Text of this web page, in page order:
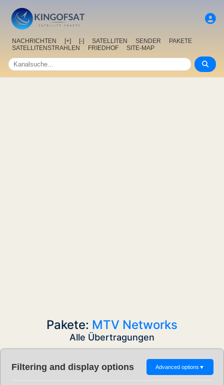
NACHRICHTEN [+] [-] SATELLITEN SENDER
PAKETE
SATELLITENSTRAHLEN
FRIEDHOF SITE-MAP
Pakete: MTV Networks
Alle Übertragungen
Filtering and display options Advanced options ▼